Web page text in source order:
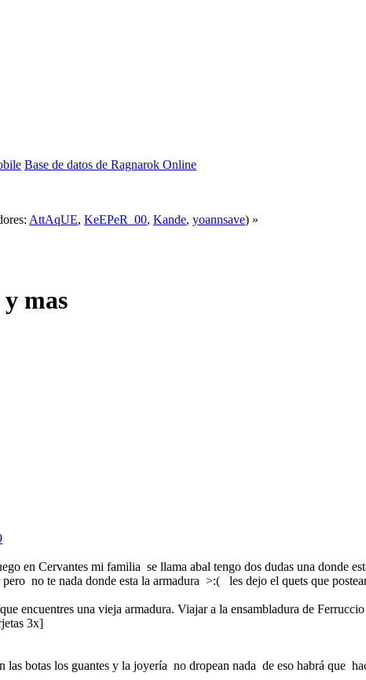
Base de datos de Ragnarok Online
AttAqUE, KeEPeR_00, Kande, yoannsave) »
mas
en Cervantes mi familia se llama abal tengo dos dudas una donde
no te nada donde esta la armadura >:( les dejo el quets que
encuentres una vieja armadura. Viajar a la ensambladura de
3x]
las botas los guantes y la joyería no dropean nada de eso habrá que